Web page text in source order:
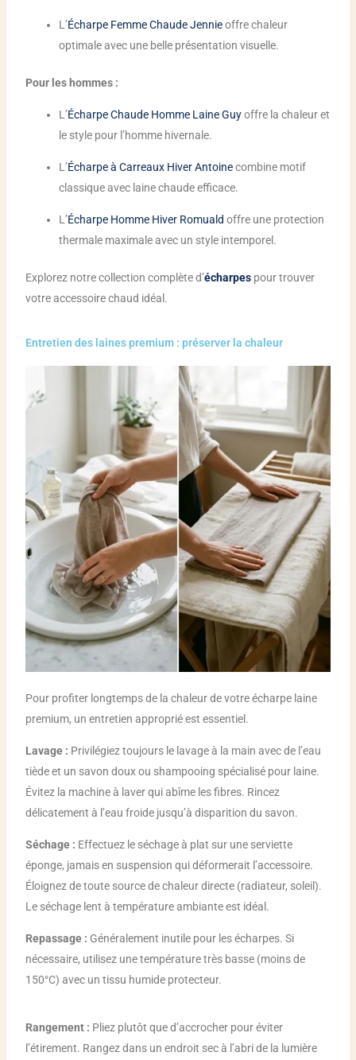
L’Écharpe Femme Chaude Jennieoffre chaleur
optimale avec une belle présentation visuelle.
Pour les hommes :
L’Écharpe Chaude Homme Laine Guyoffre la chaleur et
le style pour l’homme hivernale.
L’Écharpe à Carreaux Hiver Antoinecombine motif
classique avec laine chaude efficace.
L’Écharpe Homme Hiver Romuald offre une protection
thermale maximale avec un style intemporel.
Explorez notre collection complète d’écharpespour trouver
votre accessoire chaud idéal.
Entretien des laines premium : préserver la chaleur
Pour profiter longtemps de la chaleur de votre écharpe laine
premium, un entretien approprié est essentiel.
Lavage : Privilégiez toujours le lavage à la main avec de l’eau
tiède et un savon doux ou shampooing spécialisé pour laine.
Évitez la machine à laver qui abîme les fibres. Rincez
délicatement à l’eau froide jusqu’à disparition du savon.
Séchage : Effectuez le séchage à plat sur une serviette
éponge, jamais en suspension qui déformerait l’accessoire.
Éloignez de toute source de chaleur directe (radiateur, soleil).
Le séchage lent à température ambiante est idéal.
Repassage : Généralement inutile pour les écharpes. Si
nécessaire, utilisez une température très basse (moins de
150°C) avec un tissu humide protecteur.
Rangement : Pliez plutôt que d’accrocher pour éviter
l’étirement. Rangez dans un endroit sec à l’abri de la lumière